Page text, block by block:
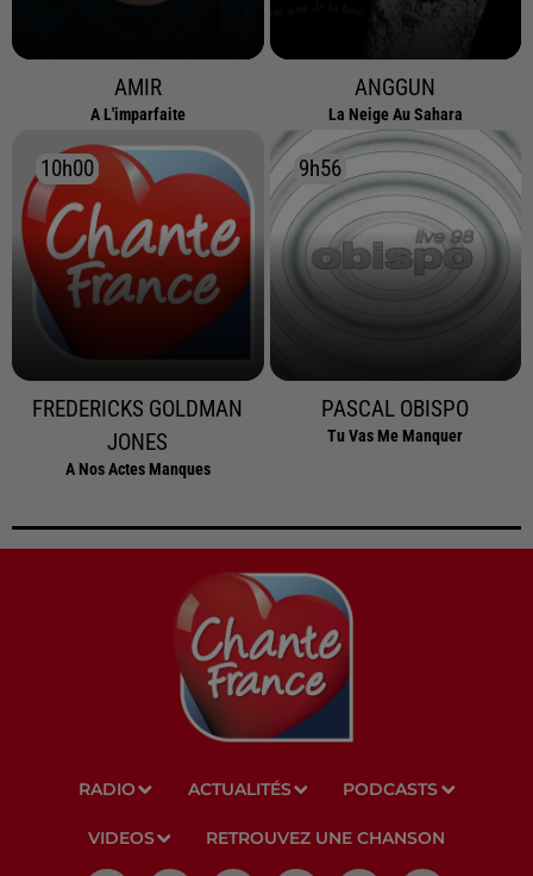
AMIR
A L'imparfaite
ANGGUN
La Neige Au Sahara
10h00
10h00
FREDERICKS GOLDMAN
JONES
A Nos Actes Manques
9h56
9h56
PASCAL OBISPO
Tu Vas Me Manquer
RADIO ACTUALITÉS PODCASTS
VIDEOS RETROUVEZ UNE CHANSON